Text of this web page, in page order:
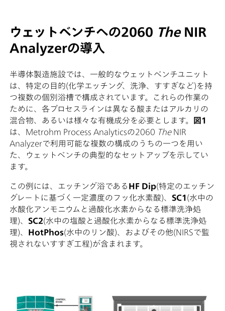
ウェットベンチへの2060 TheNIR
Analyzerの導入
半導体製造施設では、一般的なウェットベンチユニット
は、特定の目的(化学エッチング、洗浄、すすぎなど)を持
つ複数の個別浴槽で構成されています。これらの作業の
ために、各プロセスラインは異なる酸またはアルカリの
混合物、あるいは様々な有機成分を必要とします。
図1
は、Metrohm Process Analyticsの2060 TheNIR
Analyzerで利用可能な複数の構成のうちの一つを用い
た、ウェットベンチの典型的なセットアップを示してい
ます。
この例には、エッチング浴である HF Dip(特定のエッチン
グレートに基づく一定濃度のフッ化水素酸)、 SC1 (水中の
水酸化アンモニウムと過酸化水素からなる標準洗浄処
理)、 SC2(水中の塩酸と過酸化水素からなる標準洗浄処
理)、 HotPhos(水中のリン酸)、およびその他(NIRSで監
視されないすすぎ工程)が含まれます。